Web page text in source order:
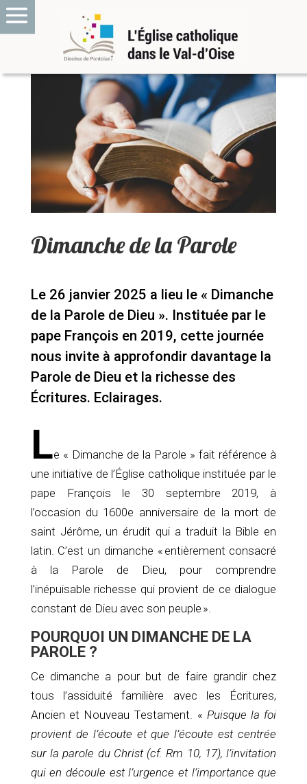
Dimanche de la Parole
Le 26 janvier 2025 a lieu le « Dimanche
de la Parole de Dieu ». Instituée par le
pape François en 2019, cette journée
nous invite à approfondir davantage la
Parole de Dieu et la richesse des
Écritures. Eclairages.
Le « Dimanche de la Parole » fait référence à
une initiative de l’Église catholique instituée par le
pape François le 30 septembre 2019, à
l’occasion du 1600e anniversaire de la mort de
saint Jérôme, un érudit qui a traduit la Bible en
latin. C’est un dimanche « entièrement consacré
à la Parole de Dieu, pour comprendre
l’inépuisable richesse qui provient de ce dialogue
constant de Dieu avec son peuple ».
POURQUOI UN DIMANCHE DE LA
PAROLE ?
Ce dimanche a pour but de faire grandir chez
tous l’assiduité familière avec les Écritures,
Ancien et Nouveau Testament. « Puisque la foi
provient de l’écoute et que l’écoute est centrée
sur la parole du Christ (cf. Rm 10, 17), l’invitation
qui en découle est l’urgence et l’importance que